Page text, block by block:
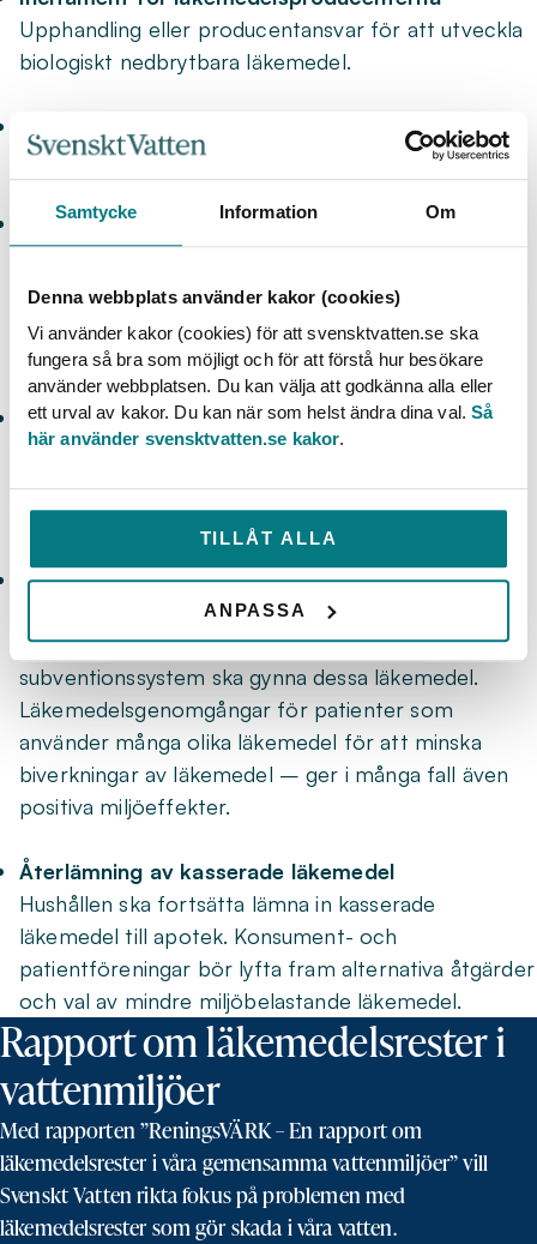
Samtycke Information Om
Denna webbplats använder kakor (cookies)
Vi använder kakor (cookies) för att svensktvatten.se ska
fungera så bra som möjligt och för att förstå hur besökare
använder webbplatsen. Du kan välja att godkänna alla eller
ett urval av kakor. Du kan när som helst ändra dina val.Så
här använder svensktvatten.se kakor.
TILLÅT ALLA
ANPASSA
Upphandling eller producentansvar för att utveckla
biologiskt nedbrytbara läkemedel.
Alla läkemedel ska vara miljöklassificerade.
Svårnedbrytbara läkemedel ska inte säljas
receptfritt
Information om miljöpåverkan ska vara lättillgänglig.
Små förpackningar för att minska mängden
kasserade läkemedel.
Egen rening på sjukhus
Sjukhus, särskilt avdelningar med
bredspektrumantibiotika och cytostatika, bör ha
egen rening eller använda pee-poo påsar.
Klok utskrivning av receptbelagda läkemedel
Utbildning för läkare och apotek att välja minst
miljöbelastande läkemedel. Statligt
subventionssystem ska gynna dessa läkemedel.
Läkemedelsgenomgångar för patienter som
använder många olika läkemedel för att minska
biverkningar av läkemedel – ger i många fall även
positiva miljöeffekter.
Återlämning av kasserade läkemedel
Hushållen ska fortsätta lämna in kasserade
läkemedel till apotek. Konsument- och
patientföreningar bör lyfta fram alternativa åtgärder
och val av mindre miljöbelastande läkemedel.
Rapport om läkemedelsrester i
vattenmiljöer
Med rapporten ”ReningsVÄRK – En rapport om
läkemedelsrester i våra gemensamma vattenmiljöer” vill
Svenskt Vatten rikta fokus på problemen med
läkemedelsrester som gör skada i våra vatten.